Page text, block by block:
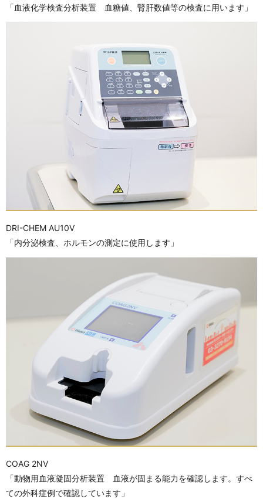
「血液化学検査分析装置 血糖値、腎肝数値等の検査に用います」
DRI-CHEM AU10V
「内分泌検査、ホルモンの測定に使用します」
COAG 2NV
「動物用血液凝固分析装置 血液が固まる能力を確認します。すべ
ての外科症例で確認しています」